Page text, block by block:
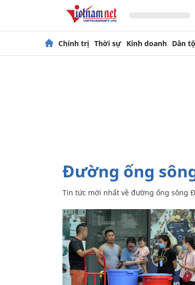
Chính trị Thời sự Kinh doanh Dân
đường ống
Tin tức mới nhất về đường ống sông